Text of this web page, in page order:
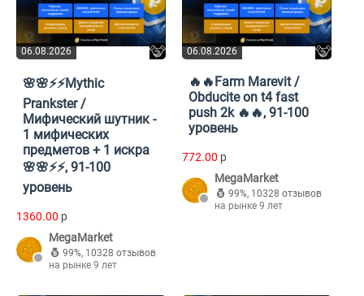
06.08.2026
🌸🌸⚡⚡Mythic
Prankster /
Мифический шутник -
1 мифических
предметов + 1 искра
🌸🌸⚡⚡, 91-100
уровень
1360.00 p
MegaMarket
99%, 10328 отзывов
на рынке 9 лет
06.08.2026
🔥🔥Farm Marevit /
Obducite on t4 fast
push 2k 🔥🔥, 91-100
уровень
772.00 p
MegaMarket
99%, 10328 отзывов
на рынке 9 лет